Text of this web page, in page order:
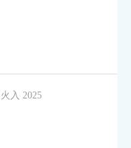
必須
入 2025